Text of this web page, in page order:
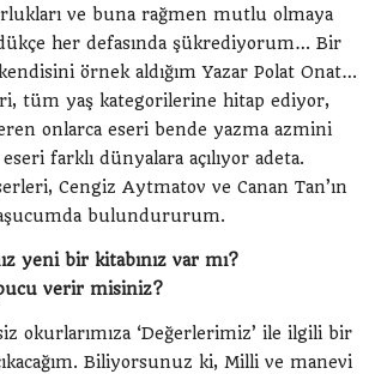
ve buna rağmen mutlu olmaya
her defasında şükrediyorum… Bir
örnek aldığım Yazar Polat Onat…
tüm yaş kategorilerine hitap ediyor,
onlarca eseri bende yazma azmini
farklı dünyalara açılıyor adeta.
Cengiz Aytmatov ve Canan Tan’ın
bulundururum.
yeni bir kitabınız var mı?
verir misiniz?
okurlarımıza ‘Değerlerimiz’ ile ilgili bir
Biliyorsunuz ki, Milli ve manevi